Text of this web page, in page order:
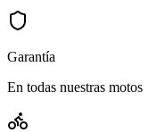
Garantía
En todas nuestras motos